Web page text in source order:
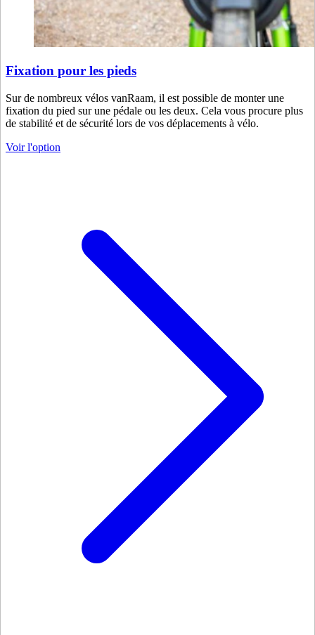
Fixation pour les pieds
Sur de nombreux vélos vanRaam, il est possible de monter une
fixation du pied sur une pédale ou les deux. Cela vous procure plus
de stabilité et de sécurité lors de vos déplacements à vélo.
Voir l'option